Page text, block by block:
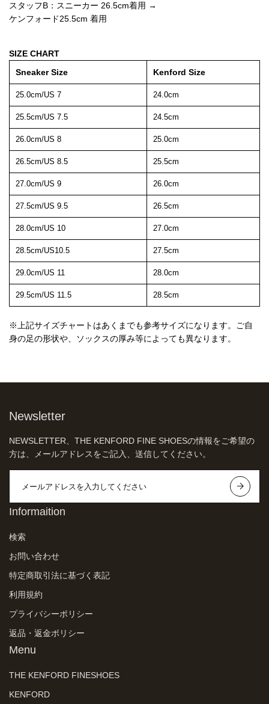
スタッフB：スニーカー 26.5cm着用 →
ケンフォード25.5cm 着用
SIZE CHART
Sneaker Size
Kenford Size
25.0cm/US 7 24.0cm
25.5cm/US 7.5 24.5cm
26.0cm/US 8 25.0cm
26.5cm/US 8.5 25.5cm
27.0cm/US 9 26.0cm
27.5cm/US 9.5 26.5cm
28.0cm/US 10 27.0cm
28.5cm/US10.5 27.5cm
29.0cm/US 11 28.0cm
29.5cm/US 11.5 28.5cm
※上記サイズチャートはあくまでも参考サイズになります。ご自
身の足の形状や、ソックスの厚み等によっても異なります。
Newsletter
NEWSLETTER、THE KENFORD FINE SHOESの情報をご希望の
方は、メールアドレスをご記入、送信してください。
Informaition
検索
お問い合わせ
特定商取引法に基づく表記
利用規約
プライバシーポリシー
返品・返金ポリシー
Menu
THE KENFORD FINESHOES
KENFORD